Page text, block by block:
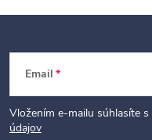
Email
Vložením e-mailu súhlasíte s
údajov